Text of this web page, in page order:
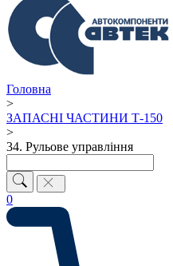
Головна
>
ЗАПАСНІ ЧАСТИНИ Т-150
>
34. Рульове управління
0